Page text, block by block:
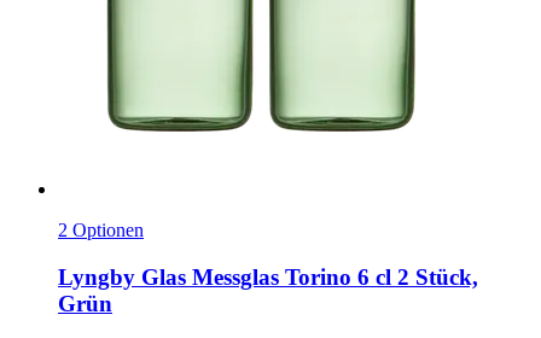
2 Optionen
Lyngby Glas Messglas Torino 6 cl 2 Stück,
Grün